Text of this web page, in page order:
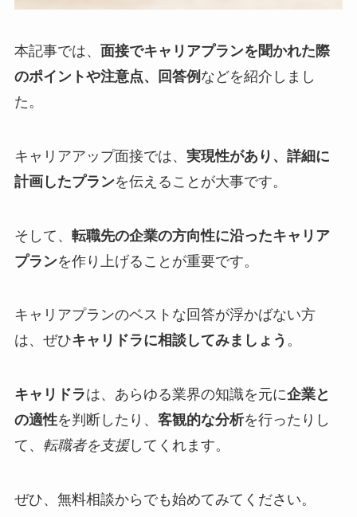
本記事では、 面接でキャリアプランを聞かれた際
のポイントや注意点、回答例 などを紹介しまし
た。
キャリアアップ面接では、 実現性があり、詳細に
計画したプランを伝えることが大事です。
そして、 転職先の企業の方向性に沿ったキャリア
プランを作り上げることが重要です。
キャリアプランのベストな回答が浮かばない方
は、ぜひキャリドラに相談してみましょう 。
キャリドラは、あらゆる業界の知識を元に企業と
の適性を判断したり、 客観的な分析を行ったりし
て、 転職者を支援してくれます。
ぜひ、無料相談からでも始めてみてください。